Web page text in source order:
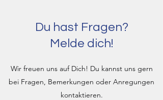
Du hast Fragen?
Melde dich!
Wir freuen uns auf Dich! Du kannst uns gern
bei Fragen, Bemerkungen oder Anregungen
kontaktieren.